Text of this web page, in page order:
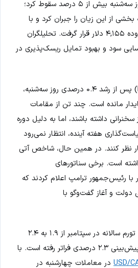
۴,۳۸۰ دلار رسیده بود، روز سه‌شنبه بیش از ۵ درصد سقوط کرد؛
از این زیان را جبران کرد و با
رشد ۰.۸ درصدی در محدوده ۴,۱۵۵ دلار قرار گرفت. تحلیلگران
سود و بهبود تمایل ریسک‌پذیری در
(DXY) پس از رشد ۰.۴ درصدی روز سه‌شنبه،
نزدیکی سطح ۹۹.۰۰ پایدار مانده است. چند تن از مقامات
سخنرانی داشته باشند، اما به دلیل دوره
هفته آینده، انتظار نمی‌رود
نظر کنند. در همین حال، شاخص آتی
است. برخی سناتورهای
رئیس‌جمهور ترامپ اعلام کردند که
دولت و آغاز گفت‌وگو با
از کانادا نیز گزارش شد که تورم سالانه در سپتامبر از ۱.۹ به ۲.۴
درصد افزایش یافته و از پیش‌بینی ۲.۳ درصدی فراتر رفته است. با
USD/ در معاملات چهارشنبه در